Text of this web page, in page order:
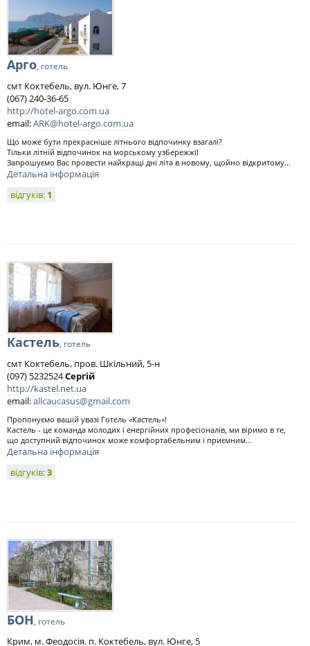
Арго, готель
смт Коктебель, вул. Юнге, 7
(067) 240-36-65
http://hotel-argo.com.ua
email:ARK@hotel-argo.com.ua
Що може бути прекрасніше літнього відпочинку взагалі?
Тільки літній відпочинок на морському узбережжі!
Запрошуємо Вас провести найкращі дні літа в новому, щойно відкритому...
Детальна інформація
відгуків: 1
Кастель, готель
смт Коктебель, пров. Шкільний, 5-н
(097) 5232524Сергій
http://kastel.net.ua
email:allcaucasus@gmail.com
Пропонуємо вашій увазі Готель «Кастель»!
Кастель - це команда молодих і енергійних професіоналів, ми віримо в те,
що доступний відпочинок може комфортабельним і приємним...
Детальна інформація
відгуків:3
БОН, готель
Крим, м. Феодосія. п. Коктебель, вул. Юнге, 5